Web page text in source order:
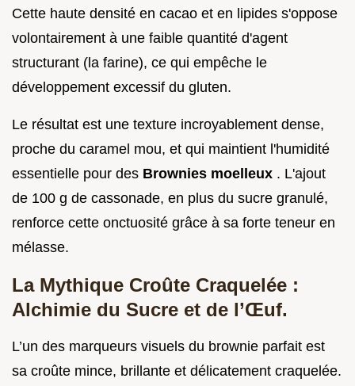
Cette haute densité en cacao et en lipides s'oppose
volontairement à une faible quantité d'agent
structurant (la farine), ce qui empêche le
développement excessif du gluten.
Le résultat est une texture incroyablement dense,
proche du caramel mou, et qui maintient l'humidité
essentielle pour des Brownies moelleux . L'ajout
de 100 g de cassonade, en plus du sucre granulé,
renforce cette onctuosité grâce à sa forte teneur en
mélasse.
La Mythique Croûte Craquelée :
Alchimie du Sucre et de l’Œuf.
L’un des marqueurs visuels du brownie parfait est
sa croûte mince, brillante et délicatement craquelée.